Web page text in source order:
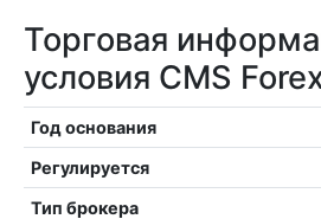
Торговая
условия CMS
Год основания
Регулируется
Тип брокера